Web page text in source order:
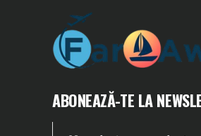
ABONEAZĂ-TE LA